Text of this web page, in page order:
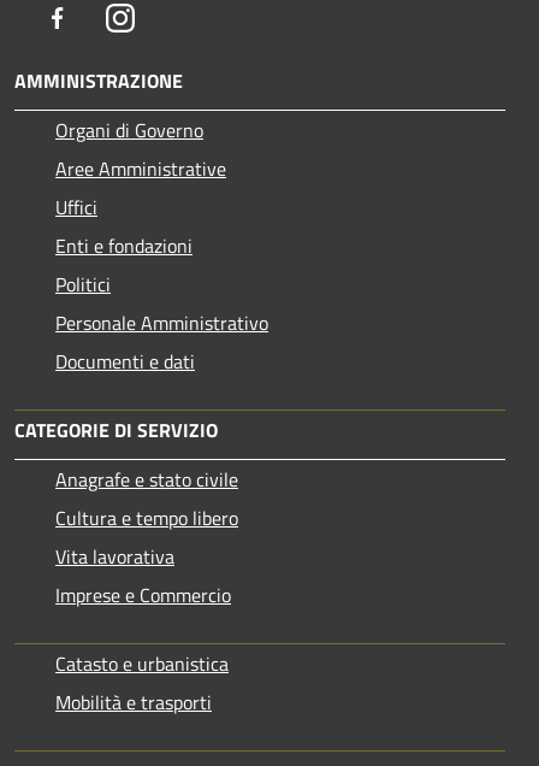
FacebookInstagram
AMMINISTRAZIONE
Organi di Governo
Aree Amministrative
Uffici
Enti e fondazioni
Politici
Personale Amministrativo
Documenti e dati
CATEGORIE DI SERVIZIO
Anagrafe e stato civile
Cultura e tempo libero
Vita lavorativa
Imprese e Commercio
Catasto e urbanistica
Mobilità e trasporti